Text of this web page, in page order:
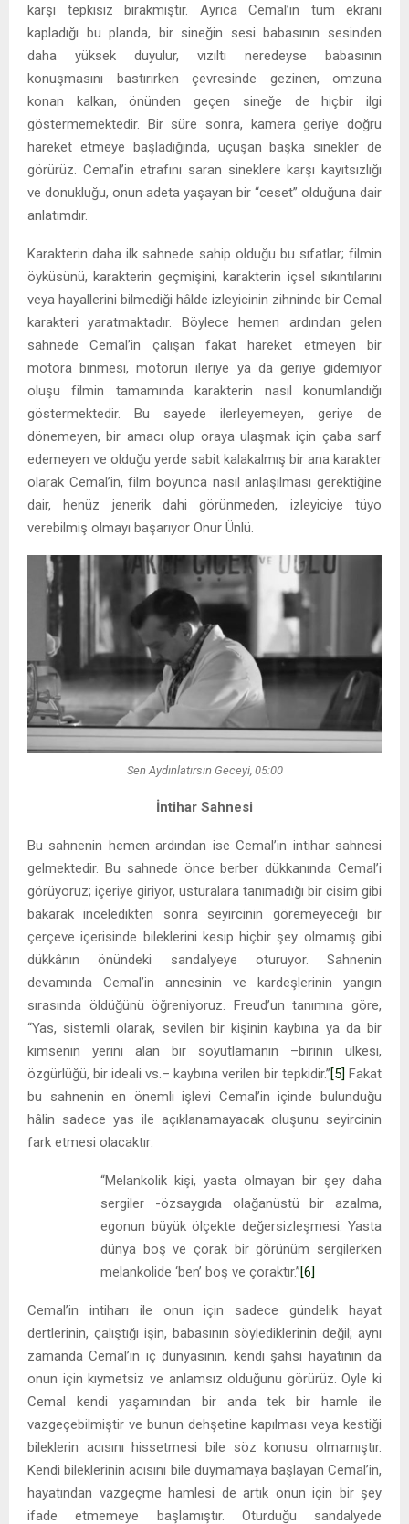
karşı tepkisiz bırakmıştır. Ayrıca Cemal’in tüm ekranı
kapladığı bu planda, bir sineğin sesi babasının sesinden
daha yüksek duyulur, vızıltı neredeyse babasının
konuşmasını bastırırken çevresinde gezinen, omzuna
konan kalkan, önünden geçen sineğe de hiçbir ilgi
göstermemektedir. Bir süre sonra, kamera geriye doğru
hareket etmeye başladığında, uçuşan başka sinekler de
görürüz. Cemal’in etrafını saran sineklere karşı kayıtsızlığı
ve donukluğu, onun adeta yaşayan bir “ceset” olduğuna dair
anlatımdır.
Karakterin daha ilk sahnede sahip olduğu bu sıfatlar; filmin
öyküsünü, karakterin geçmişini, karakterin içsel sıkıntılarını
veya hayallerini bilmediği hâlde izleyicinin zihninde bir Cemal
karakteri yaratmaktadır. Böylece hemen ardından gelen
sahnede Cemal’in çalışan fakat hareket etmeyen bir
motora binmesi, motorun ileriye ya da geriye gidemiyor
oluşu filmin tamamında karakterin nasıl konumlandığı
göstermektedir. Bu sayede ilerleyemeyen, geriye de
dönemeyen, bir amacı olup oraya ulaşmak için çaba sarf
edemeyen ve olduğu yerde sabit kalakalmış bir ana karakter
olarak Cemal’in, film boyunca nasıl anlaşılması gerektiğine
dair, henüz jenerik dahi görünmeden, izleyiciye tüyo
verebilmiş olmayı başarıyor Onur Ünlü.
Sen Aydınlatırsın Geceyi, 05:00
İntihar Sahnesi
Bu sahnenin hemen ardından ise Cemal’in intihar sahnesi
gelmektedir. Bu sahnede önce berber dükkanında Cemal’i
görüyoruz; içeriye giriyor, usturalara tanımadığı bir cisim gibi
bakarak inceledikten sonra seyircinin göremeyeceği bir
çerçeve içerisinde bileklerini kesip hiçbir şey olmamış gibi
dükkânın önündeki sandalyeye oturuyor. Sahnenin
devamında Cemal’in annesinin ve kardeşlerinin yangın
sırasında öldüğünü öğreniyoruz. Freud’un tanımına göre,
“Yas, sistemli olarak, sevilen bir kişinin kaybına ya da bir
kimsenin yerini alan bir soyutlamanın –birinin ülkesi,
özgürlüğü, bir ideali vs.– kaybına verilen bir tepkidir.”[5] Fakat
bu sahnenin en önemli işlevi Cemal’in içinde bulunduğu
hâlin sadece yas ile açıklanamayacak oluşunu seyircinin
fark etmesi olacaktır:
“Melankolik kişi, yasta olmayan bir şey daha
sergiler -özsaygıda olağanüstü bir azalma,
egonun büyük ölçekte değersizleşmesi. Yasta
dünya boş ve çorak bir görünüm sergilerken
melankolide ‘ben’ boş ve çoraktır.”[6]
Cemal’in intiharı ile onun için sadece gündelik hayat
dertlerinin, çalıştığı işin, babasının söylediklerinin değil; aynı
zamanda Cemal’in iç dünyasının, kendi şahsi hayatının da
onun için kıymetsiz ve anlamsız olduğunu görürüz. Öyle ki
Cemal kendi yaşamından bir anda tek bir hamle ile
vazgeçebilmiştir ve bunun dehşetine kapılması veya kestiği
bileklerin acısını hissetmesi bile söz konusu olmamıştır.
Kendi bileklerinin acısını bile duymamaya başlayan Cemal’in,
hayatından vazgeçme hamlesi de artık onun için bir şey
ifade etmemeye başlamıştır. Oturduğu sandalyede